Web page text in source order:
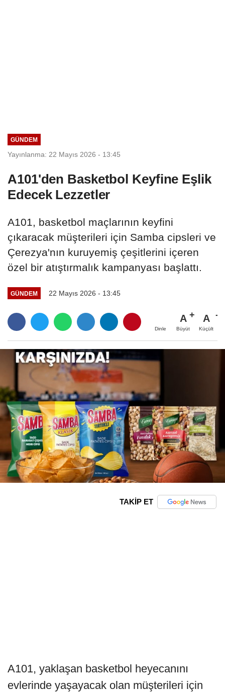
GÜNDEM
Yayınlanma: 22 Mayıs 2026 - 13:45
A101'den Basketbol Keyfine Eşlik
Edecek Lezzetler
A101, basketbol maçlarının keyfini
çıkaracak müşterileri için Samba cipsleri ve
Çerezya'nın kuruyemiş çeşitlerini içeren
özel bir atıştırmalık kampanyası başlattı.
GÜNDEM 22 Mayıs 2026 - 13:45
Dinle
A
Büyüt
A
Küçült
TAKİP ET
A101, yaklaşan basketbol heyecanını
evlerinde yaşayacak olan müşterileri için